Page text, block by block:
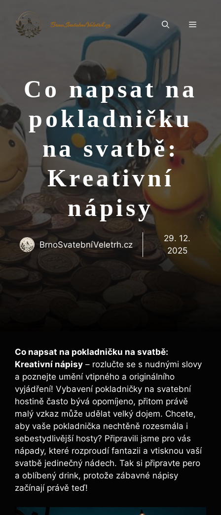
obsah
BrnoSvatebníVeletrh.cz Menu
Co napsat na
pokladničku
na svatbě:
Kreativní
nápisy
BrnoSvatebníVeletrh.cz
29. 12.
2025
Co napsat na pokladničku na svatbě:
Kreativní nápisy – rozlučte se s nudnými slovy
a poznejte umění vtipného a originálního
vyjádření! Vybavení pokladničky na svatební
hostině často bývá opomíjeno, přitom právě
malý vzkaz může udělat velký dojem. Chcete,
aby vaše pokladnička nechtěně rozesmála i
sebestydlivější hosty? Připravili jsme pro vás
nápady, které rozproudí fantazii a vtisknou vaší
svatbě jedinečný nádech. Tak si připravte pero
a oblíbený drink, protože zábavné nápisy
začínají právě teď!